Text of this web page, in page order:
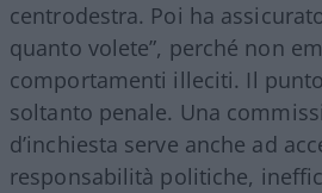
centrodestra. Poi ha
quanto volete”, perché non
comportamenti illeciti. Il
soltanto penale. Una
d’inchiesta serve anche ad
responsabilità politiche,